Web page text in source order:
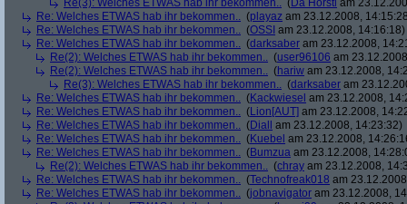
Re(3): Welches ETWAS hab ihr bekommen.. (Da Horstl am
Re: Welches ETWAS hab ihr bekommen.. (playaz am 23.12.2008,
Re: Welches ETWAS hab ihr bekommen.. (OSSI am 23.12.2008, 14:16:18)
Re: Welches ETWAS hab ihr bekommen.. (darksaber am 23.12.2008,
Re(2): Welches ETWAS hab ihr bekommen.. (user96106 am
Re(2): Welches ETWAS hab ihr bekommen.. (hariw am 23.12.2008,
Re(3): Welches ETWAS hab ihr bekommen.. (darksaber am
Re: Welches ETWAS hab ihr bekommen.. (Kackwiesel am 23.12.2008,
Re: Welches ETWAS hab ihr bekommen.. (Lion[AUT] am 23.12.2008,
Re: Welches ETWAS hab ihr bekommen.. (Diall
am 23.12.2008, 14:23:32)
Re: Welches ETWAS hab ihr bekommen.. (Kuebel am 23.12.2008,
Re: Welches ETWAS hab ihr bekommen.. (Bumzua am 23.12.2008,
Re(2): Welches ETWAS hab ihr bekommen.. (chray am 23.12.2008,
Re: Welches ETWAS hab ihr bekommen.. (Technofreak018 am
Re: Welches ETWAS hab ihr bekommen.. (jobnavigator am 23.12.2008,